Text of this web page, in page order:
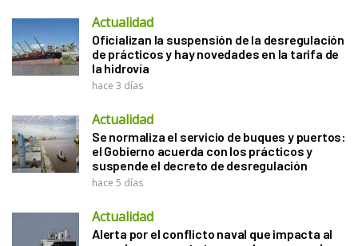
Actualidad
Oficializan la suspensión de la desregulación
de prácticos y hay novedades en la tarifa de
la hidrovía
hace 3 días
Actualidad
Se normaliza el servicio de buques y puertos:
el Gobierno acuerda con los prácticos y
suspende el decreto de desregulación
hace 5 días
Actualidad
Alerta por el conflicto naval que impacta al